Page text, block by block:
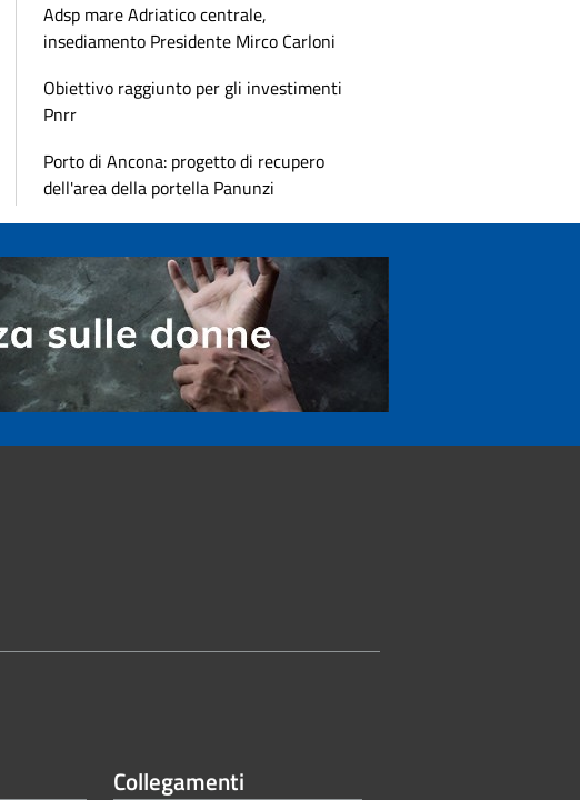
Adsp mare Adriatico centrale,
insediamento Presidente Mirco Carloni
Obiettivo raggiunto per gli investimenti
Pnrr
Porto di Ancona: progetto di recupero
dell'area della portella Panunzi
Collegamenti